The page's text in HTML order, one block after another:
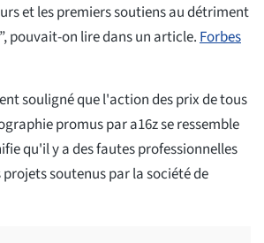
et les premiers soutiens au détriment
pouvait-on lire dans un article.Forbes
souligné que l'action des prix de tous
promus par a16z se ressemble
qu'il y a des fautes professionnelles
soutenus par la société de